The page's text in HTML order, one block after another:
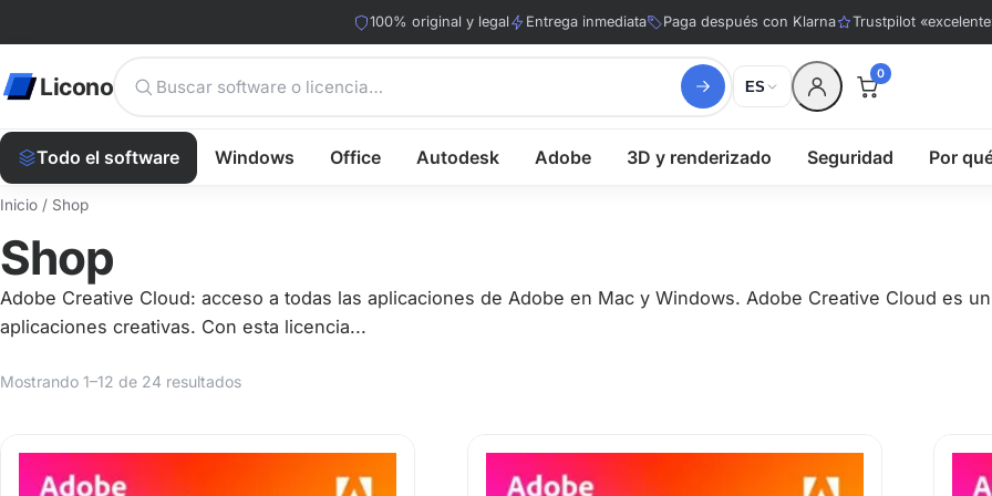
100% original y legal Entrega inmediata Paga después con Klarna Trustpilot
Licono ES
0
Todo el software Windows Office Autodesk Adobe 3D y renderizado Seguridad Por
Inicio / Shop
Shop
Adobe Creative Cloud: acceso a todas las aplicaciones de Adobe en Mac y Windows. Adobe Creative Cloud es
aplicaciones creativas. Con esta licencia...
Mostrando 1–12 de 24 resultados